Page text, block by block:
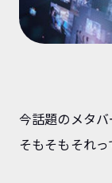
今話題のメタバ
そもそもそれ